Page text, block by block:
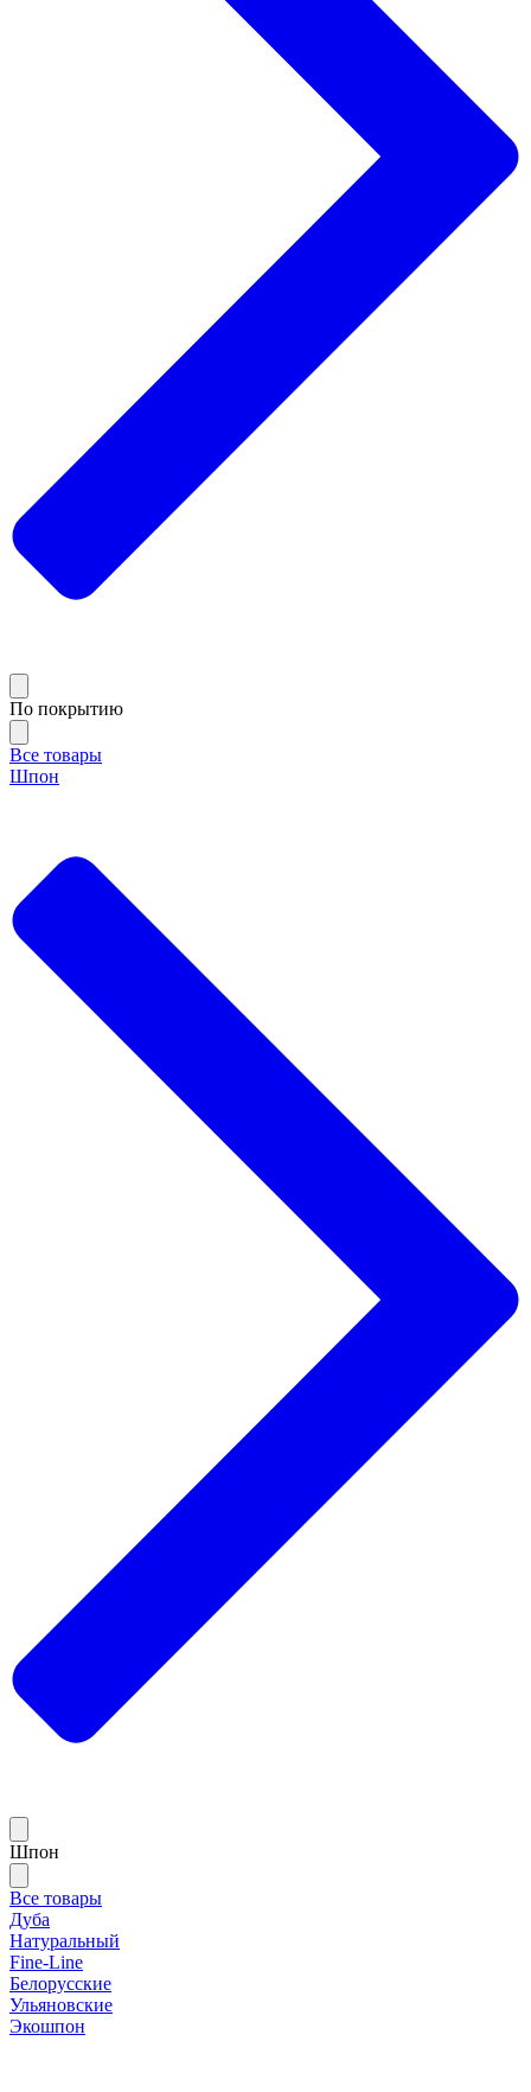
По покрытию
Все товары
Шпон
Шпон
Все товары
Дуба
Натуральный
Fine-Line
Белорусские
Ульяновские
Экошпон